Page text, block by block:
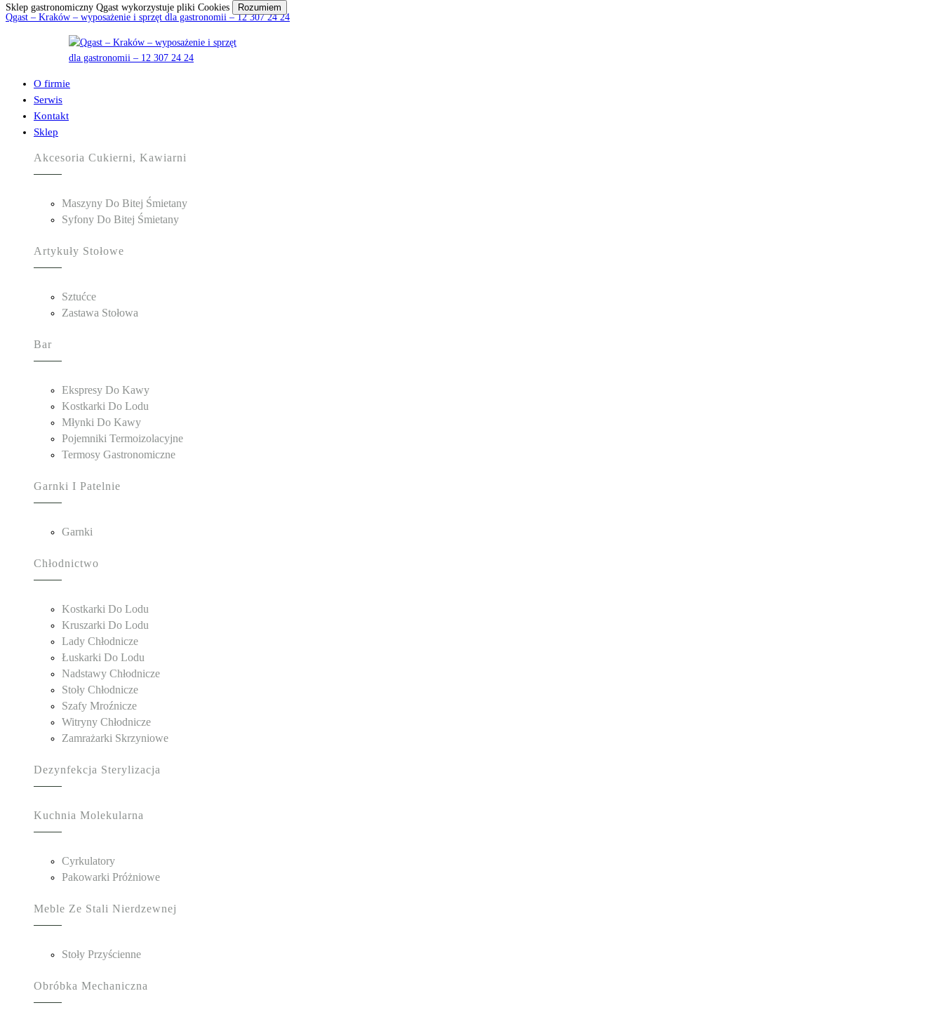
Qgast – Kraków – wyposażenie i sprzęt dla gastronomii – 12 307 24 24
O firmie
Serwis
Kontakt
Sklep
Akcesoria Cukierni, Kawiarni
Maszyny Do Bitej Śmietany
Syfony Do Bitej Śmietany
Artykuły Stołowe
Sztućce
Zastawa Stołowa
Bar
Ekspresy Do Kawy
Kostkarki Do Lodu
Młynki Do Kawy
Pojemniki Termoizolacyjne
Termosy Gastronomiczne
Garnki I Patelnie
Garnki
Chłodnictwo
Kostkarki Do Lodu
Kruszarki Do Lodu
Lady Chłodnicze
Łuskarki Do Lodu
Nadstawy Chłodnicze
Stoły Chłodnicze
Szafy Mroźnicze
Witryny Chłodnicze
Zamrażarki Skrzyniowe
Dezynfekcja Sterylizacja
Kuchnia Molekularna
Cyrkulatory
Pakowarki Próżniowe
Meble Ze Stali Nierdzewnej
Stoły Przyścienne
Obróbka Mechaniczna
Sklep gastronomiczny Qgast wykorzystuje pliki Cookies Rozumiem